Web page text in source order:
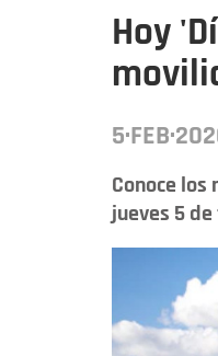
Hoy
Conoce
jueves 5